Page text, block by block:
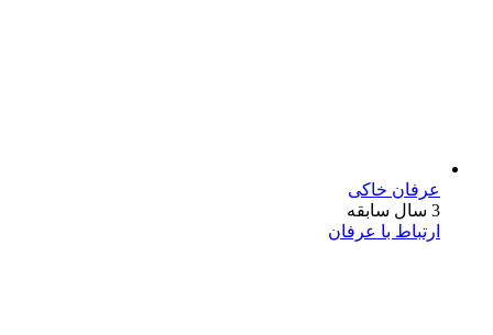
عرفان خاکی
3 سال سابقه
ارتباط با عرفان